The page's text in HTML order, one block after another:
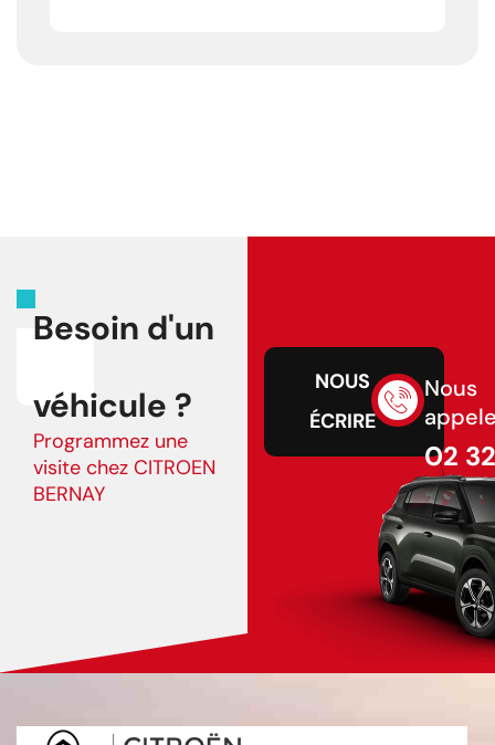
Besoin d'un
véhicule ?
Programmez une
visite chez CITROEN
BERNAY
NOUS
ÉCRIRE
Nous
02 32
43 75
02